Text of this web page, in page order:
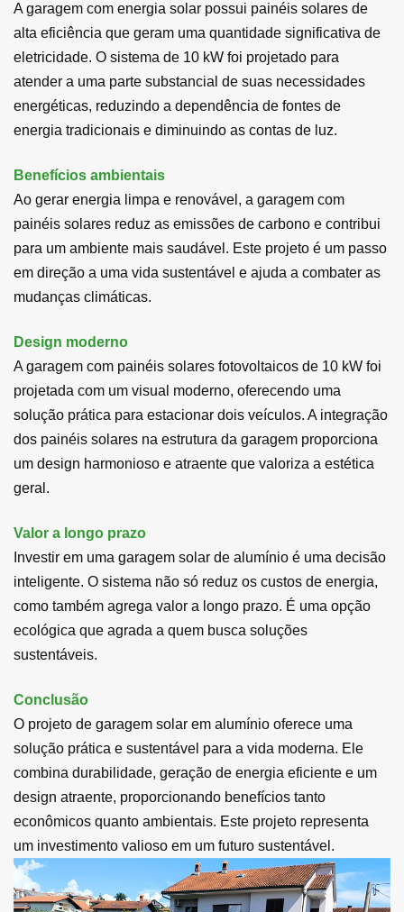
A garagem com energia solar possui painéis solares de
alta eficiência que geram uma quantidade significativa de
eletricidade. O sistema de 10 kW foi projetado para
atender a uma parte substancial de suas necessidades
energéticas, reduzindo a dependência de fontes de
energia tradicionais e diminuindo as contas de luz.
Benefícios ambientais
Ao gerar energia limpa e renovável, a garagem com
painéis solares reduz as emissões de carbono e contribui
para um ambiente mais saudável. Este projeto é um passo
em direção a uma vida sustentável e ajuda a combater as
mudanças climáticas.
Design moderno
A garagem com painéis solares fotovoltaicos de 10 kW foi
projetada com um visual moderno, oferecendo uma
solução prática para estacionar dois veículos. A integração
dos painéis solares na estrutura da garagem proporciona
um design harmonioso e atraente que valoriza a estética
geral.
Valor a longo prazo
Investir em uma garagem solar de alumínio é uma decisão
inteligente. O sistema não só reduz os custos de energia,
como também agrega valor a longo prazo. É uma opção
ecológica que agrada a quem busca soluções
sustentáveis.
Conclusão
O projeto de garagem solar em alumínio oferece uma
solução prática e sustentável para a vida moderna. Ele
combina durabilidade, geração de energia eficiente e um
design atraente, proporcionando benefícios tanto
econômicos quanto ambientais. Este projeto representa
um investimento valioso em um futuro sustentável.